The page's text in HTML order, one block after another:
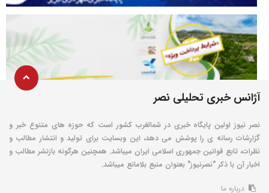
آژانس خبری تحلیلی نصر
نصر نیوز اولین پایگاه خبری در شمالغرب کشور است که حوزه های متنوع خبر و
گزارشات رسانه ی را پوشش می دهد، این وبسایت برای تولید و انتشار مطالب و
نظرات، تابع قوانین جمهوری اسلامی ایران میباشد. همچنین هرگونه بازنشر مطالب و
اخبار آن با ذکر "نصرنیوز" بعنوان منبع بلامانع میباشد.
درباره ما